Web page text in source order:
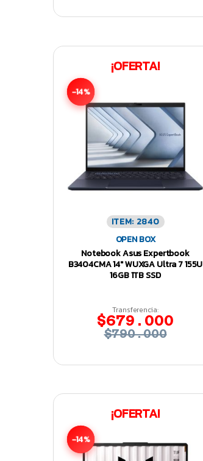
¡OFERTA!
-14%
ITEM: 2840
OPEN BOX
Notebook Asus Expertbook
B3404CMA 14″ WUXGA Ultra 7 155U
16GB 1TB SSD
Transferencia:
$679.000
$790.000
¡OFERTA!
-14%